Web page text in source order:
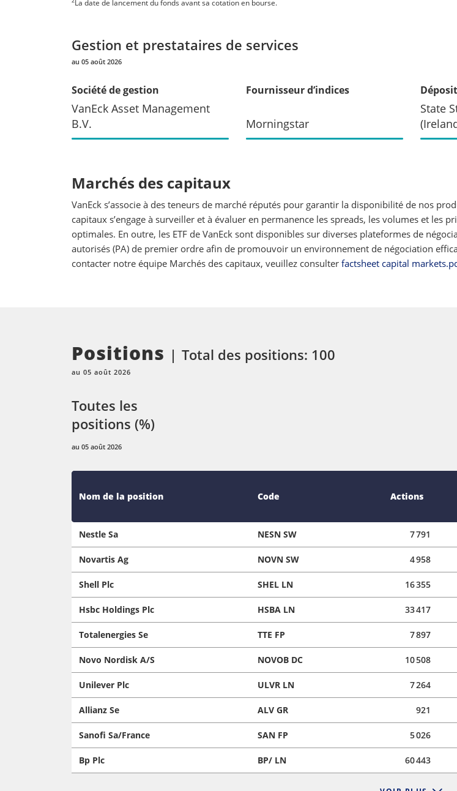
La date de lancement du fonds avant sa cotation en bourse.
Gestion et prestataires de services
au 05 août 2026
Société de gestion
VanEck Asset Management
B.V.
Fournisseur d’indices
Morningstar
State
Marchés des capitaux
VanEck s’associe à des teneurs de marché réputés pour garantir la disponibilité de nos
capitaux s’engage à surveiller et à évaluer en permanence les spreads, les volumes et les
optimales. En outre, les ETF de VanEck sont disponibles sur diverses plateformes de
autorisés (PA) de premier ordre afin de promouvoir un environnement de négociation
contacter notre équipe Marchés des capitaux, veuillez consulter factsheet capital
Positions
au 05 août 2026
Total des positions: 100
Toutes les
positions (%)
au 05 août 2026
Nom de la position Code Actions
Nestle Sa NESN SW 7 791
Novartis Ag NOVN SW 4 958
Shell Plc SHEL LN 16 355
Hsbc Holdings Plc HSBA LN 33 417
Totalenergies Se TTE FP 7 897
Novo Nordisk A/S NOVOB DC 10 508
Unilever Plc ULVR LN 7 264
Allianz Se ALV GR 921
Sanofi Sa/France SAN FP 5 026
Bp Plc BP/ LN 60 443